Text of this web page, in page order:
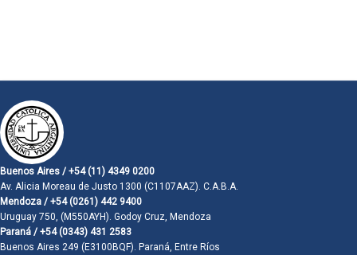
Buenos Aires / +54 (11) 4349 0200
Av. Alicia Moreau de Justo 1300 (C1107AAZ). C.A.B.A.
Mendoza / +54 (0261) 442 9400
Uruguay 750, (M550AYH). Godoy Cruz, Mendoza
Paraná / +54 (0343) 431 2583
Buenos Aires 249 (E3100BQF). Paraná, Entre Ríos